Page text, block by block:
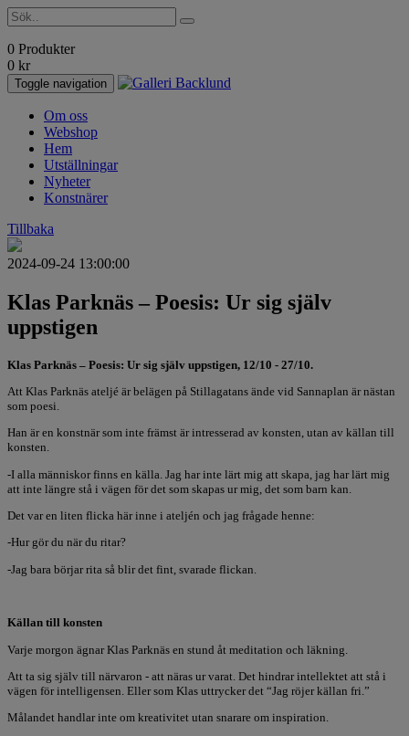
0 Produkter
0 kr
Toggle navigation
Om oss
Webshop
Hem
Utställningar
Nyheter
Konstnärer
Tillbaka
2024-09-24 13:00:00
Klas Parknäs – Poesis: Ur sig själv
uppstigen
Klas Parknäs – Poesis: Ur sig själv uppstigen, 12/10 - 27/10.
Att Klas Parknäs ateljé är belägen på Stillagatans ände vid Sannaplan är nästan
som poesi.
Han är en konstnär som inte främst är intresserad av konsten, utan av källan till
konsten.
-I alla människor finns en källa. Jag har inte lärt mig att skapa, jag har lärt mig
att inte längre stå i vägen för det som skapas ur mig, det som barn kan.
Det var en liten flicka här inne i ateljén och jag frågade henne:
-Hur gör du när du ritar?
-Jag bara börjar rita så blir det fint, svarade flickan.
Källan till konsten
Varje morgon ägnar Klas Parknäs en stund åt meditation och läkning.
Att ta sig själv till närvaron - att näras ur varat. Det hindrar intellektet att stå i
vägen för intelligensen. Eller som Klas uttrycker det “Jag röjer källan fri.”
Målandet handlar inte om kreativitet utan snarare om inspiration.